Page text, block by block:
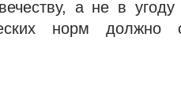
а не в
норм должно